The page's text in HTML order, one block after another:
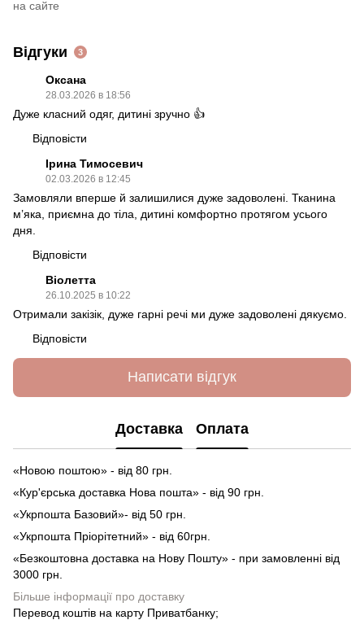
на сайте
Відгуки 3
Оксана
28.03.2026 в 18:56
Дуже класний одяг, дитині зручно 👍
Відповісти
Ірина Тимосевич
02.03.2026 в 12:45
Замовляли вперше й залишилися дуже задоволені. Тканина
м’яка, приємна до тіла, дитині комфортно протягом усього
дня.
Відповісти
Віолетта
26.10.2025 в 10:22
Отримали закізік, дуже гарні речі ми дуже задоволені дякуємо.
Відповісти
Написати відгук
Доставка Оплата
«Новою поштою» - від 80 грн.
«Кур'єрська доставка Нова пошта» - від 90 грн.
«Укрпошта Базовий»- від 50 грн.
«Укрпошта Пріорітетний» - від 60грн.
«Безкоштовна доставка на Нову Пошту» - при замовленні від
3000 грн.
Більше інформації про доставку
Перевод коштів на карту Приватбанку;